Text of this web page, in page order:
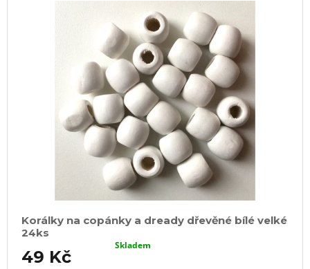
Korálky na copánky a dready dřevěné bílé velké
24ks
49 Kč
Skladem